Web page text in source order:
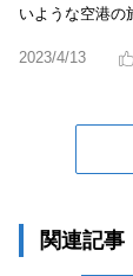
いような空港の
2023/4/13
関連記事